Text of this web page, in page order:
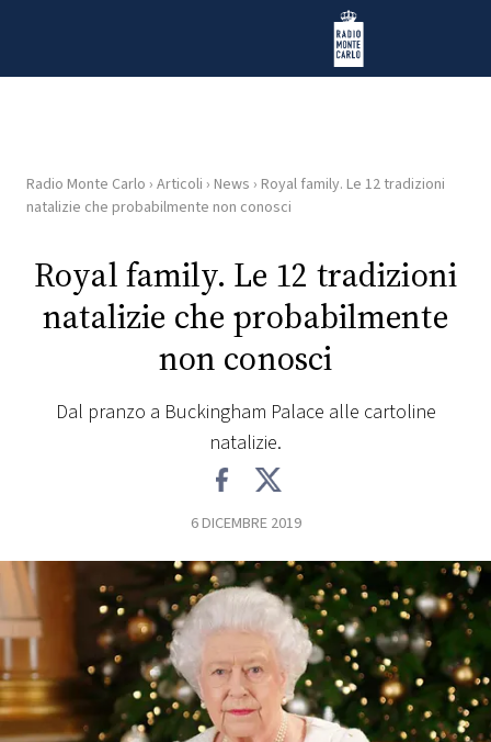
Radio Monte Carlo
HOME
RADIO
WEB
PLAYLIST
CONCORSI
EVENTI
VIDEO
Radio Monte Carlo › Articoli › News › Royal family. Le 12 tradizioni
natalizie che probabilmente non conosci
Royal family. Le 12 tradizioni
natalizie che probabilmente
non conosci
Dal pranzo a Buckingham Palace alle cartoline
natalizie.
6 DICEMBRE 2019